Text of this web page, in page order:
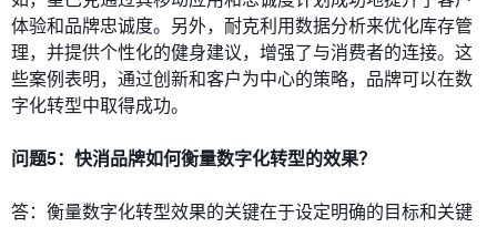
体验和品牌忠诚度。另外，耐克利用数据分析来优化库存管
理，并提供个性化的健身建议，增强了与消费者的连接。这
些案例表明，通过创新和客户为中心的策略，品牌可以在数
字化转型中取得成功。
问题5：快消品牌如何衡量数字化转型的效果？
答：衡量数字化转型效果的关键在于设定明确的目标和关键